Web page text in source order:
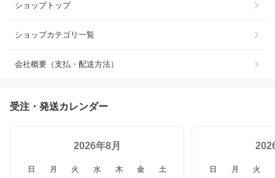
ショップトップ
ショップカテゴリ一覧
会社概要（支払・配送方法）
受注・発送カレンダー
2026年8月
日 月 火 水 木 金 土 日 月 火